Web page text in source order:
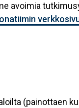
avoimia
(painottaen